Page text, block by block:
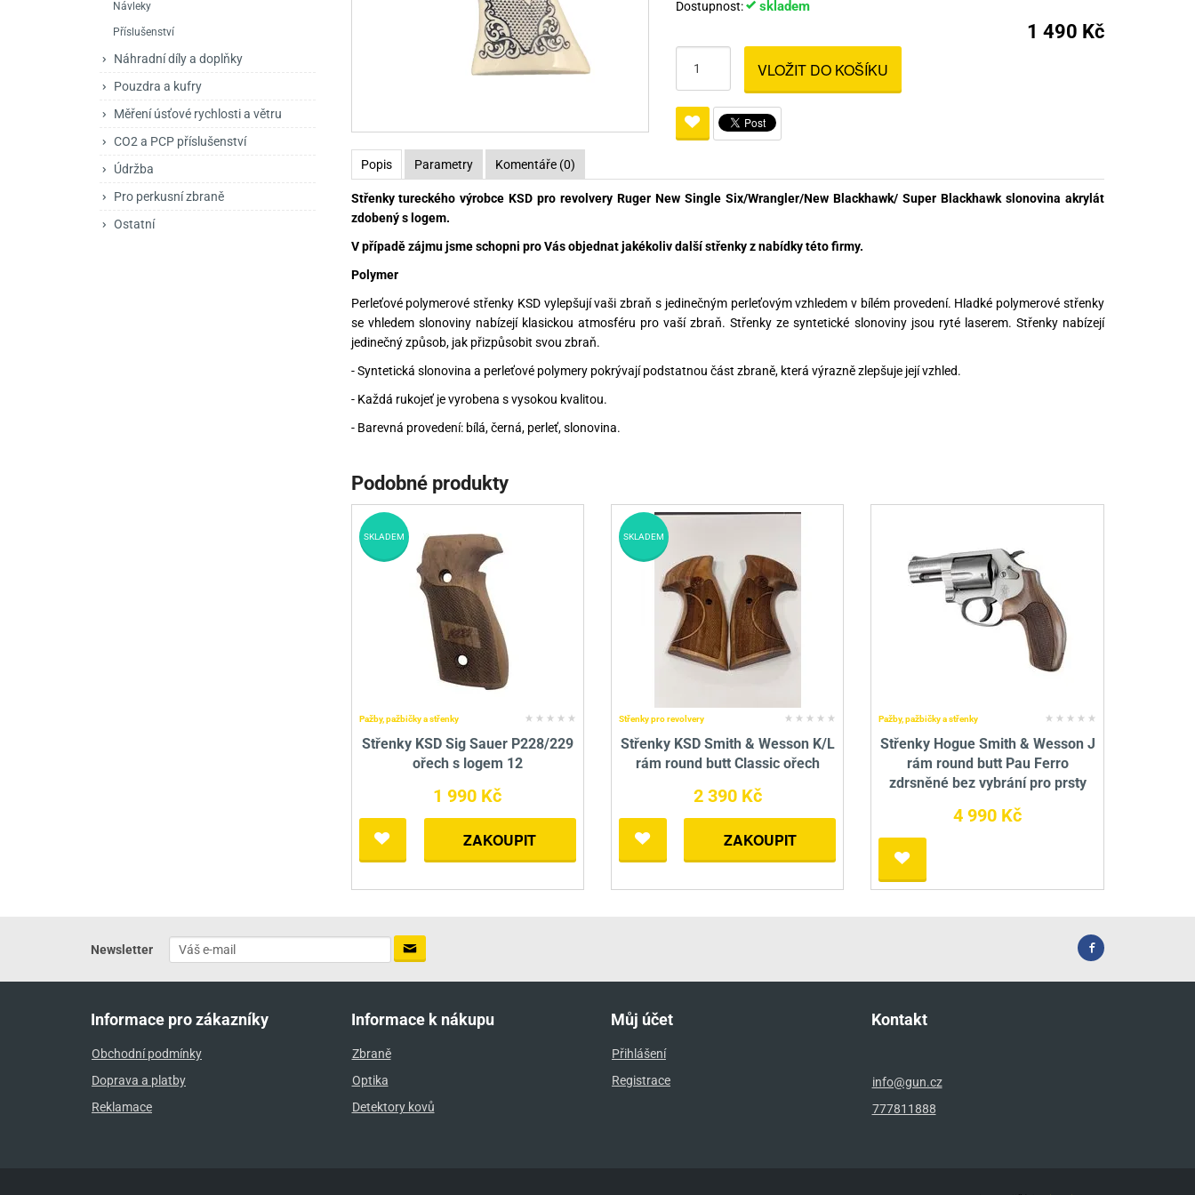
Pistole samonabíjecí
Luky
Kuše
Obranné spreje
Pro lištu weaver a picatinny
Adaptéry
Náboje na ZP Pistolové a revolverové náboje
Puškové náboje
Ochranné prostředky
Rowan Engineering
Pro perkusní zbraně
Ostatní Svítilny
Návleky
Příslušenství
Náhradní díly a doplňky
Pouzdra a kufry
Měření úsťové rychlosti a větru
CO2 a PCP příslušenství
Údržba
Pro perkusní zbraně
Ostatní
Dostupnost:
skladem
1 490 Kč
VLOŽIT DO KOŠÍKU
Popis Parametry Komentáře (0)
Střenky tureckého výrobce KSD pro revolvery Ruger New Single Six/Wrangler/New Blackhawk/ Super Blackhawk slonovina akrylát
zdobený s logem.
V případě zájmu jsme schopni pro Vás objednat jakékoliv další střenky z nabídky této firmy.
Polymer
Perleťové polymerové střenky KSD vylepšují vaši zbraň s jedinečným perleťovým vzhledem v bílém provedení. Hladké polymerové střenky
se vhledem slonoviny nabízejí klasickou atmosféru pro vaší zbraň. Střenky ze syntetické slonoviny jsou ryté laserem. Střenky nabízejí
jedinečný způsob, jak přizpůsobit svou zbraň.
- Syntetická slonovina a perleťové polymery pokrývají podstatnou část zbraně, která výrazně zlepšuje její vzhled.
- Každá rukojeť je vyrobena s vysokou kvalitou.
- Barevná provedení: bílá, černá, perleť, slonovina.
Podobné produkty
Pažby, pažbičky a střenky
Střenky KSD Sig Sauer P228/229
ořech s logem 12
1 990 Kč
ZAKOUPIT
SKLADEM
Střenky pro revolvery
Střenky KSD Smith & Wesson K/L
rám round butt Classic ořech
2 390 Kč
ZAKOUPIT
SKLADEM
Pažby, pažbičky a střenky
Střenky Hogue Smith & Wesson J
rám round butt Pau Ferro
zdrsněné bez vybrání pro prsty
4 990 Kč
Newsletter
Informace pro zákazníky
Obchodní podmínky
Doprava a platby
Reklamace
Informace k nákupu
Zbraně
Optika
Detektory kovů
Můj účet
Přihlášení
Registrace
Kontakt
info@gun.cz
777811888